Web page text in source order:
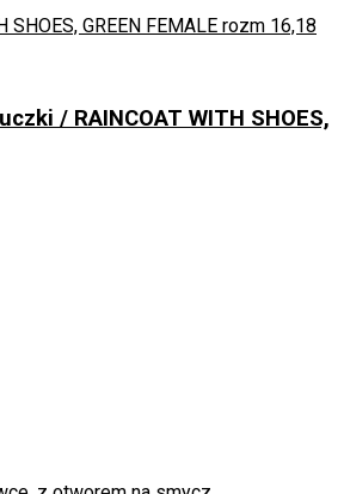
/ RAINCOAT WITH SHOES,